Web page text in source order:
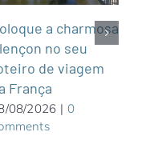
a charmosa
no seu
de viagem
França
08/2026 | 0